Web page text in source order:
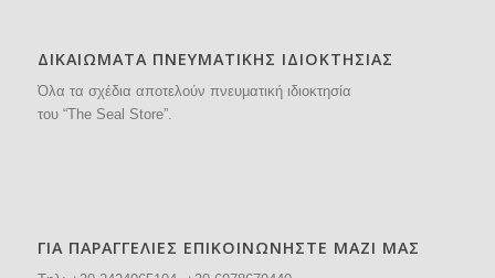
ΔΙΚΑΙΩΜΑΤΑ ΠΝΕΥΜΑΤΙΚΗΣ ΙΔΙΟΚΤΗΣΙΑΣ
Όλα τα σχέδια αποτελούν πνευματική ιδιοκτησία
του “The Seal Store”.
ΓΙΑ ΠΑΡΑΓΓΕΛΙΕΣ ΕΠΙΚΟΙΝΩΝΗΣΤΕ ΜΑΖΙ ΜΑΣ